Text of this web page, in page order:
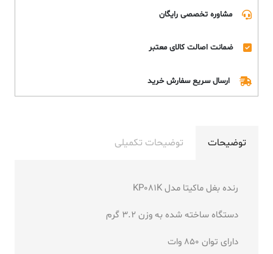
مشاوره تخصصی رایگان
ضمانت اصالت کالای معتبر
ارسال سریع سفارش خرید
توضیحات توضیحات تکمیلی
رنده بغل ماکیتا مدل KP081K
دستگاه ساخته شده بهوزن 3.2 گرم
دارای توان 850 وات